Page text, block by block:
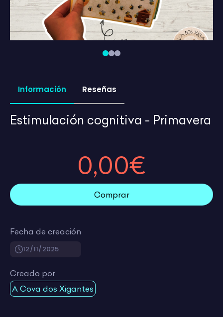
Información Reseñas
Estimulación cognitiva - Primavera
Fecha de creación
12/11/2025
Creado por
A Cova dos Xigantes
0,00€
Comprar